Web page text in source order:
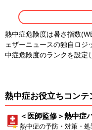
熱中症危険度は暑さ指数
ェザーニュースの独自ロジ
中症危険度のランクを設定
熱中症お役立ちコンテ
＜医師監修＞熱中症
熱中症の予防・対策・